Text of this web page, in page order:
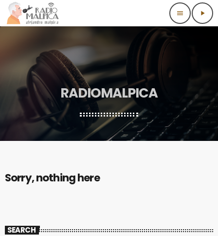
menu play_arrow
RADIOMALPICA
Sorry, nothing here
SEARCH